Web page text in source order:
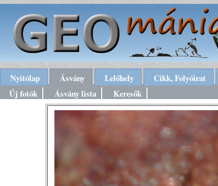
Nyitólap Ásvány Lelőhely
Cikk, Folyóirat
Új fotók
Ásvány lista Keresők